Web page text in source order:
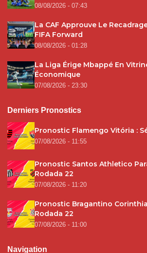
08/08/2026 - 07:43
La CAF Approuve Le
FIFA Forward
08/08/2026 - 01:28
La Liga Érige Mbappé En
Économique
07/08/2026 - 23:30
Derniers Pronostics
Pronostic Flamengo Vitória :
07/08/2026 - 11:55
Pronostic Santos Athletico
Rodada 22
07/08/2026 - 11:20
Pronostic Bragantino
Rodada 22
07/08/2026 - 11:00
Navigation